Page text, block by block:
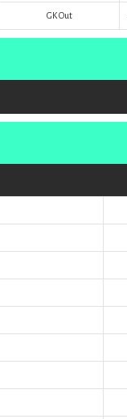
GK Out